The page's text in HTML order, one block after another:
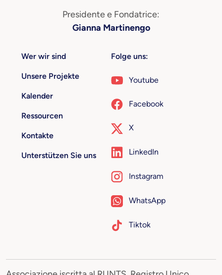
Presidente e Fondatrice:
Gianna Martinengo
Wer wir sind
Unsere Projekte
Kalender
Ressourcen
Kontakte
Unterstützen Sie uns
Folge uns:
Youtube
Facebook
X
LinkedIn
Instagram
WhatsApp
Tiktok